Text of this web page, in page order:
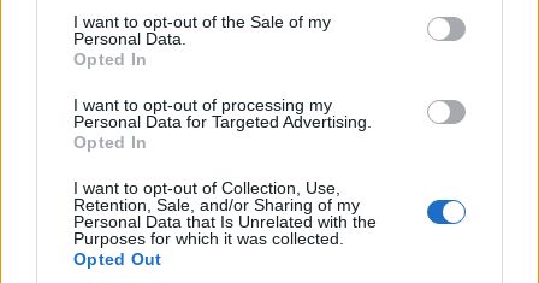
consent section.
I want to opt-out of the Sale of my
Personal Data.
Opted In
I want to opt-out of processing my
Personal Data for Targeted Advertising.
Opted In
I want to opt-out of Collection, Use,
Retention, Sale, and/or Sharing of my
Personal Data that Is Unrelated with the
Purposes for which it was collected.
Opted Out